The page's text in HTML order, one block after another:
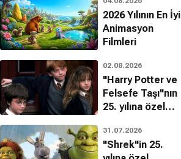
2026 Yılının En İyi
Animasyon
Filmleri
02.08.2026
"Harry Potter ve
Felsefe Taşı"nın
25. yılına özel
bilinmeyenleri!
31.07.2026
"Shrek"in 25.